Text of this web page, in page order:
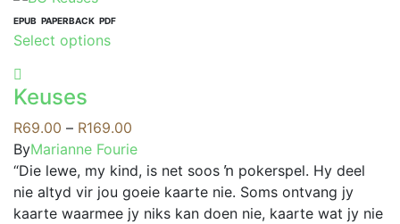
EPUB PAPERBACK PDF
Select optionsThis
variants.
The
options
may
be
Keuses
R69.00 – R169.00
range:
R69.00
through
R169.00
ByMarianne Fourie
“Die lewe, my kind, is net soos ŉ pokerspel. Hy deel
nie altyd vir jou goeie kaarte nie. Soms ontvang jy
kaarte waarmee jy niks kan doen nie, kaarte wat jy nie